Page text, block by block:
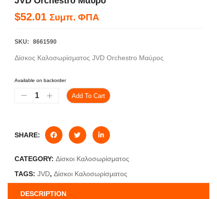
$52.01 Συμπ. ΦΠΑ
SKU: 8661590
Δίσκος Καλοσωρίσματος JVD Orchestro Μαύρος
Available on backorder
Add To Cart
SHARE:
CATEGORY: Δίσκοι Καλοσωρίσματος
TAGS: JVD, Δίσκοι Καλοσωρίσματος
DESCRIPTION